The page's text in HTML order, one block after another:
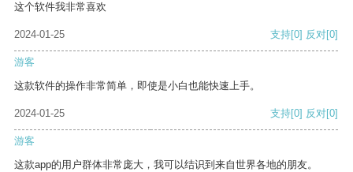
这个软件我非常喜欢
2024-01-25 支持[0] 反对[0]
游客
这款软件的操作非常简单，即使是小白也能快速上手。
2024-01-25 支持[0] 反对[0]
游客
这款app的用户群体非常庞大，我可以结识到来自世界各地的朋友。